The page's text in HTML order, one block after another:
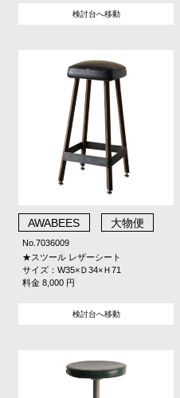
検討台へ移動
AWABEES 大物便
No.7036009
★スツール レザーシート
サイズ：W35×Ｄ34×Ｈ71
料金 8,000 円
検討台へ移動